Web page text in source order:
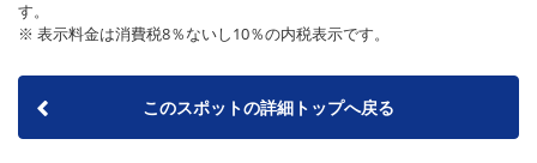
す。
※ 表示料金は消費税8％ないし10％の内税表示です。
このスポットの詳細トップへ戻る